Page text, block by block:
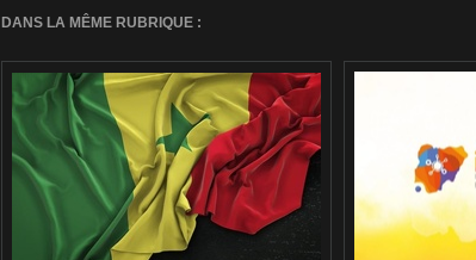
DANS LA MÊME RUBRIQUE :